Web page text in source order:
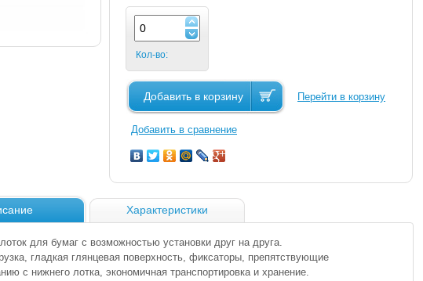
Кол-во:
Добавить в корзину Перейти в корзину
Добавить в сравнение
Характеристики
для бумаг с возможностью установки друг на друга.
гладкая глянцевая поверхность, фиксаторы, препятствующие
с нижнего лотка, экономичная транспортировка и хранение.